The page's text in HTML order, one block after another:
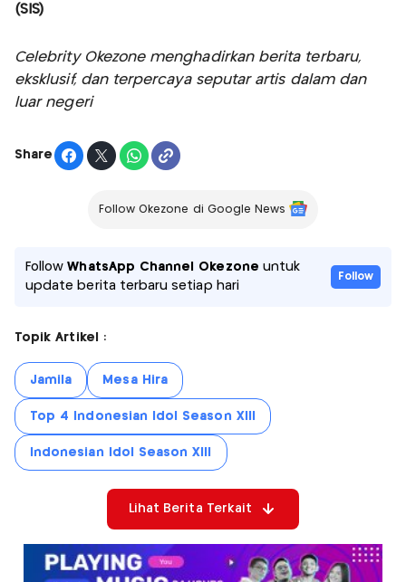
(SIS)
Celebrity Okezone menghadirkan berita terbaru,
eksklusif, dan terpercaya seputar artis dalam dan
luar negeri
Share
Follow Okezone di Google News
FollowWhatsApp Channel Okezone untuk
update berita terbaru setiap hari
Follow
Topik Artikel :
Jamila Mesa Hira
Top 4 Indonesian Idol Season XIII
Indonesian Idol Season XIII
Lihat Berita Terkait